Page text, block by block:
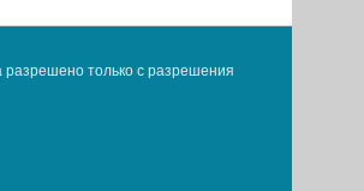
только с разрешения